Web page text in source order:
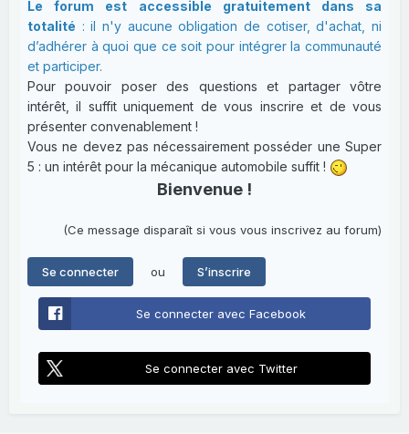
Le forum est accessible gratuitement dans sa
totalité : il n'y aucune obligation de cotiser, d'achat, ni
d’adhérer à quoi que ce soit pour intégrer la communauté
et participer.
Pour pouvoir poser des questions et partager vôtre
intérêt, il suffit uniquement de vous inscrire et de vous
présenter convenablement !
Vous ne devez pas nécessairement posséder une Super
5 : un intérêt pour la mécanique automobile suffit !
Bienvenue !
(Ce message disparaît si vous vous inscrivez au forum)
Se connecter ou S’inscrire
Se connecter avec Facebook
Se connecter avec Twitter